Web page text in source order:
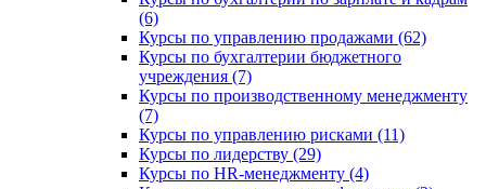
(6)
Курсы по управлению продажами (62)
Курсы по бухгалтерии бюджетного
учреждения (7)
Курсы по производственному менеджменту
(7)
Курсы по управлению рисками (11)
Курсы по лидерству (29)
Курсы по HR-менеджменту (4)